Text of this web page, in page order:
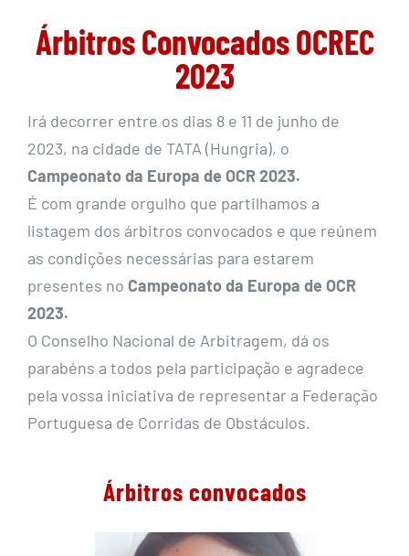
Árbitros Convocados OCREC
2023
Irá decorrer entre os dias 8 e 11 de junho de
2023, na cidade de TATA (Hungria), o
Campeonato da Europa de OCR 2023.
É com grande orgulho que partilhamos a
listagem dos árbitros convocados e que reúnem
as condições necessárias para estarem
presentes no Campeonato da Europa de OCR
2023.
O Conselho Nacional de Arbitragem, dá os
parabéns a todos pela participação e agradece
pela vossa iniciativa de representar a Federação
Portuguesa de Corridas de Obstáculos.
Árbitros convocados